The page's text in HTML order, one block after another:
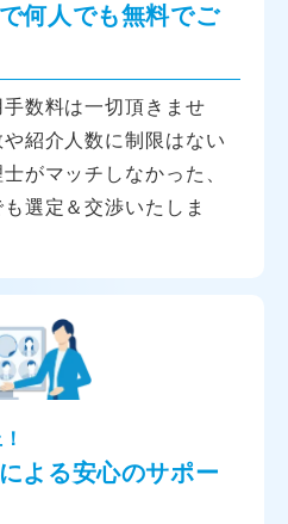
何人でも無料でご
数料は一切頂きませ
紹介人数に制限はない
がマッチしなかった、
選定＆交渉いたしま
よる安心のサポー